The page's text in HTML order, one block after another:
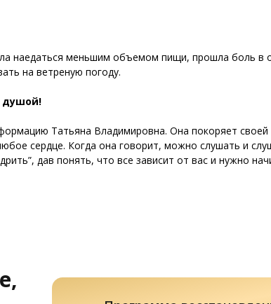
наедаться меньшим объемом пищи, прошла боль в
на ветреную погоду.
душой!
Татьяна Владимировна. Она покоряет своей
сердце. Когда она говорит, можно слушать и
дав понять, что все зависит от вас и нужно